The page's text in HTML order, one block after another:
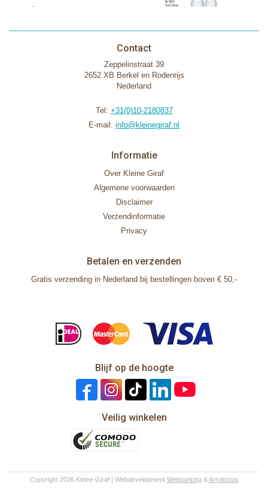
Contact
Zeppelinstraat 39
2652 XB Berkel en Rodenrijs
Nederland
Tel: +31(0)10-2180837
E-mail: info@kleinegiraf.nl
Informatie
Over Kleine Giraf
Algemene voorwaarden
Disclaimer
Verzendinformatie
Privacy
Betalen en verzenden
Gratis verzending in Nederland bij bestellingen boven € 50,-
Blijf op de hoogte
Veilig winkelen
Copyright 2026 Kleine Giraf | Webdevelopment Webparking&Artylicious